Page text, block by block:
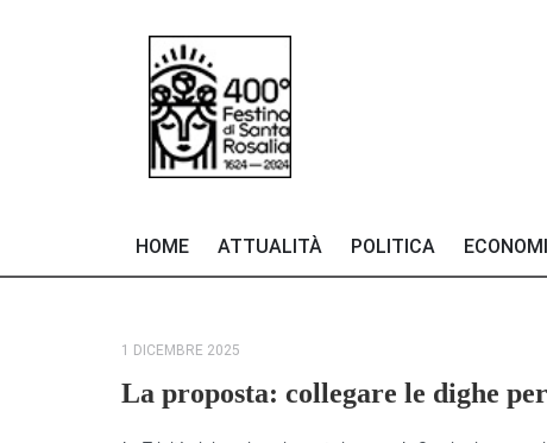
HOME ATTUALITÀ POLITICA
1 DICEMBRE 2025
La proposta: collegare le dighe